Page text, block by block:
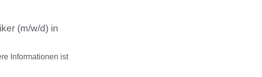
(m/w/d) in
Informationen ist